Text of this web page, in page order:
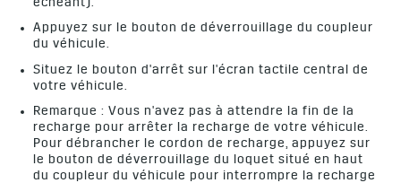
échéant).
Appuyez sur le bouton de déverrouillage du coupleur
du véhicule.
Situez le bouton d'arrêt sur l'écran tactile central de
votre véhicule.
Remarque : Vous n'avez pas à attendre la fin de la
recharge pour arrêter la recharge de votre véhicule.
Pour débrancher le cordon de recharge, appuyez sur
le bouton de déverrouillage du loquet situé en haut
du coupleur du véhicule pour interrompre la recharge